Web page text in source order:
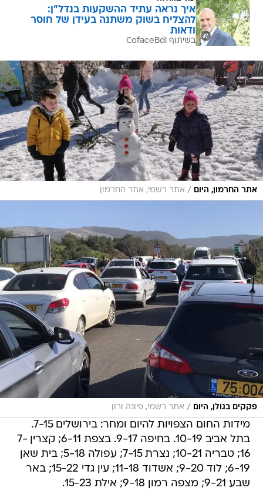
איך נראה עתיד ההשקעות בנדל"ן:
להצליח בשוק משתנה בעידן של חוסר
ודאות
בשיתוף CofaceBdi
אתר החרמון, היום / אתר רשמי, אתר החרמון
פקקים בגולן, היום / אתר רשמי, פיונה ורון
מידות החום הצפויות להיום ומחר: בירושלים 7-15.
בתל אביב 10-19. בחיפה 9-17. בצפת 6-11; קצרין 7-
16; טבריה 10-21; נצרת 7-15; עפולה 5-18; בית שאן
6-19; לוד 9-20; אשדוד 11-18; עין גדי 15-22; באר
שבע 9-21; מצפה רמון 9-18; אילת 15-23.